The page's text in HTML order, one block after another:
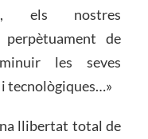
els nostres
de
les seves
tecnològiques…»
llibertat total de